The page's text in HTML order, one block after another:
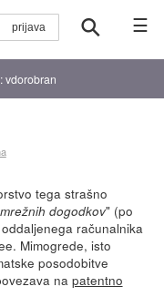
☰
vdorobran
tega strašno
dogodkov" (po
računalnika
Mimogrede, isto
posodobitve
na patentno